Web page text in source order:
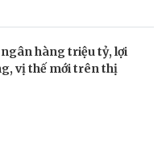
hàng triệu tỷ, lợi
vị thế mới trên thị